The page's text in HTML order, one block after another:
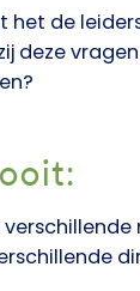
het de
deze